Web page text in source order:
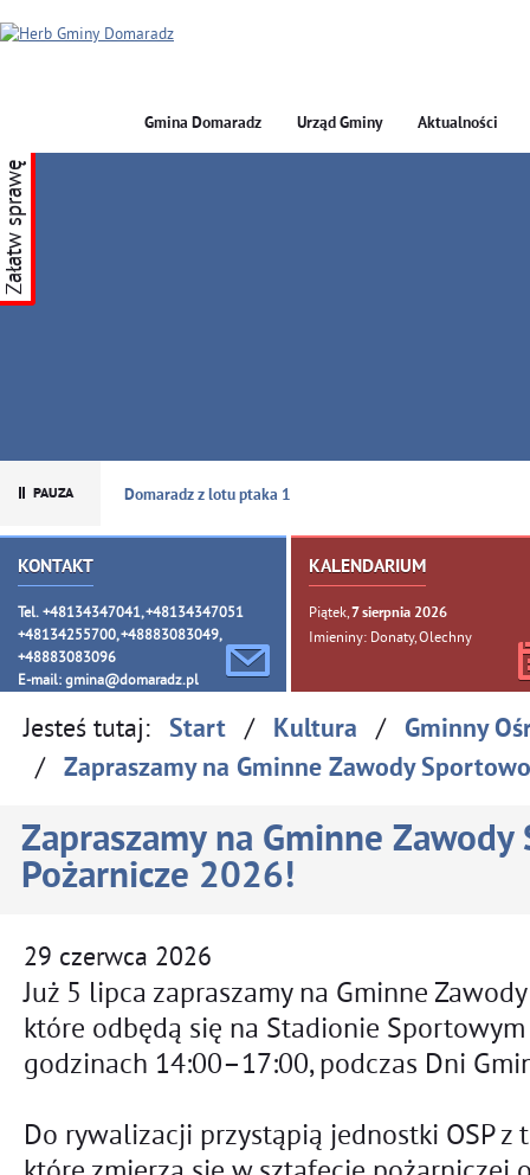
GMINA DOMARADZ
Gmina Domaradz Urząd Gminy Aktualności
Domaradz z lotu ptaka 1
KONTAKT
Tel. +48134347041, +48134347051
+48134255700, +48883083049,
+48883083096
E-mail: gmina@domaradz.pl
KALENDARIUM
Piątek, 7sierpnia 2026
Imieniny: Donaty, Olechny
Załatw sprawę
Jesteś tutaj: Start / Kultura / Gminny
/ Zapraszamy na Gminne Zawody
Zapraszamy na Gminne
Pożarnicze 2026!
29 czerwca 2026
Już 5 lipca zapraszamy na Gminne
które odbędą się na Stadionie
godzinach 14:00–17:00, podczas Dni
Do rywalizacji przystąpią jednostki OSP z